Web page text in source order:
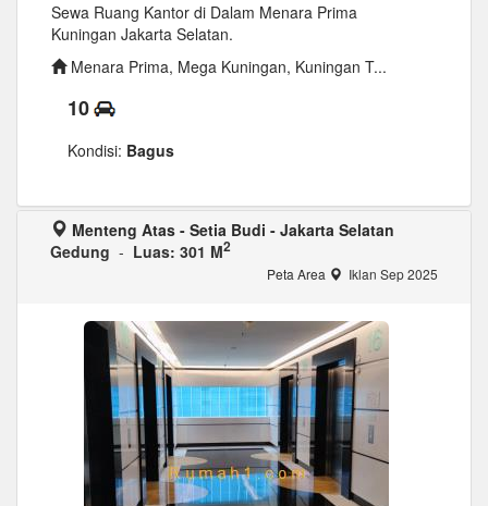
Sewa Ruang Kantor di Dalam Menara Prima
Kuningan Jakarta Selatan.
Menara Prima, Mega Kuningan, Kuningan T...
10
Kondisi: Bagus
Menteng Atas - Setia Budi - Jakarta Selatan
Gedung - Luas: 301 M2
Peta Area Iklan Sep 2025